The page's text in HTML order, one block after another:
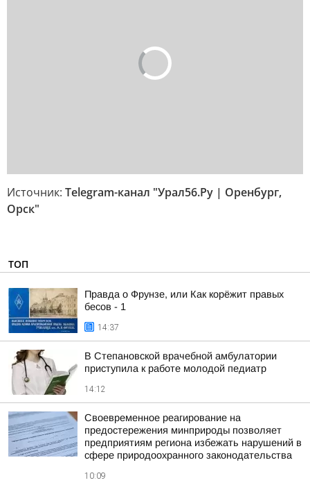
Источник: Telegram-канал "Урал56.Ру | Оренбург,
Орск"
ТОП
Правда о Фрунзе, или Как корёжит правых
бесов - 1
14:37
В Степановской врачебной амбулатории
приступила к работе молодой педиатр
14:12
Своевременное реагирование на
предостережения минприроды позволяет
предприятиям региона избежать нарушений в
сфере природоохранного законодательства
10:09